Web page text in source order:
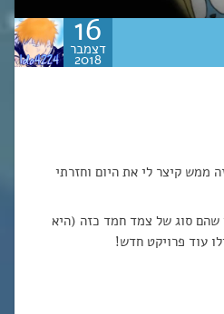
16
דצמבר
2018
ממש קיצר לי את היום וחזרתי
שהם סוג של צמד חמד כזה (היא
עוד פרויקט חדש!